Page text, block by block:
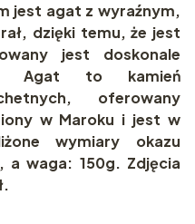
jest agat z wyraźnym,
dzięki temu, że jest
jest doskonale
Agat to kamień
oferowany
w Maroku i jest w
wymiary okazu
waga: 150g. Zdjęcia